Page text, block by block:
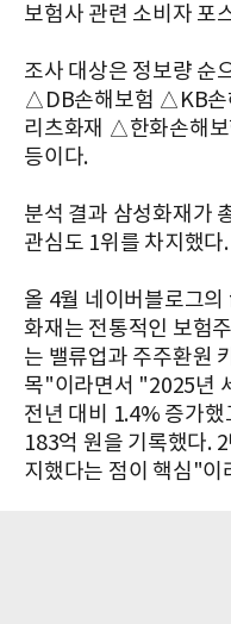
보험사 관련 소비자 포
조사 대상은 정보량
△DB손해보험 △KB손
리츠화재 △한화손해
등이다.
분석 결과 삼성화재가
관심도 1위를 차지했다.
올 4월 네이버블로그
화재는 전통적인 보험
는 밸류업과 주주환원
목"이라면서 "2025년
전년 대비 1.4% 증가
183억 원을 기록했다.
지했다는 점이 핵심"이